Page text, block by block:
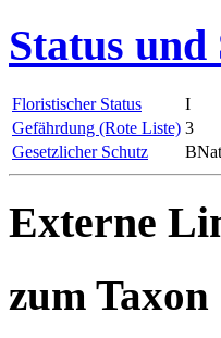
Status
Floristischer Status I
Gefährdung (Rote Liste) 3
Gesetzlicher Schutz
Externe
zum Taxon